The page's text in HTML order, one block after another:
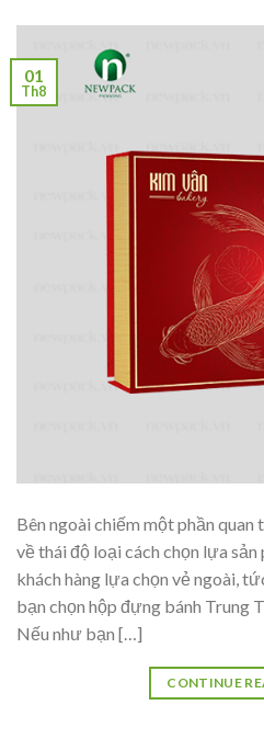
01
Th8
Bên ngoài chiếm một phần
về thái độ loại cách chọn lựa
khách hàng lựa chọn vẻ ngoài,
bạn chọn hộp đựng bánh Trung
Nếu như bạn […]
CONTINUE